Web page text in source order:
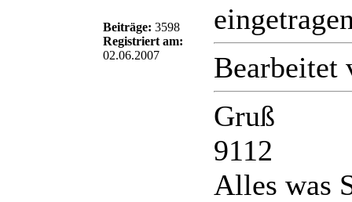
Beiträge: 3598
Registriert am:
02.06.2007
Bearbeitet
Gruß
9112
Alles was